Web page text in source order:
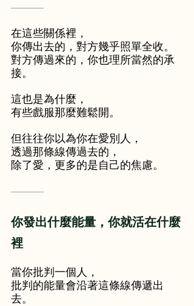
———
在這些關係裡，
你傳出去的，對方幾乎照單全收。
對方傳過來的，你也理所當然的承
接。
這也是為什麼，
有些戲服那麼難鬆開。
但往往你以為你在愛別人，
透過那條線傳過去的，
除了愛，更多的是自己的焦慮。
———
你發出什麼能量，你就活在什麼
裡
當你批判一個人，
批判的能量會沿著這條線傳遞出
去。